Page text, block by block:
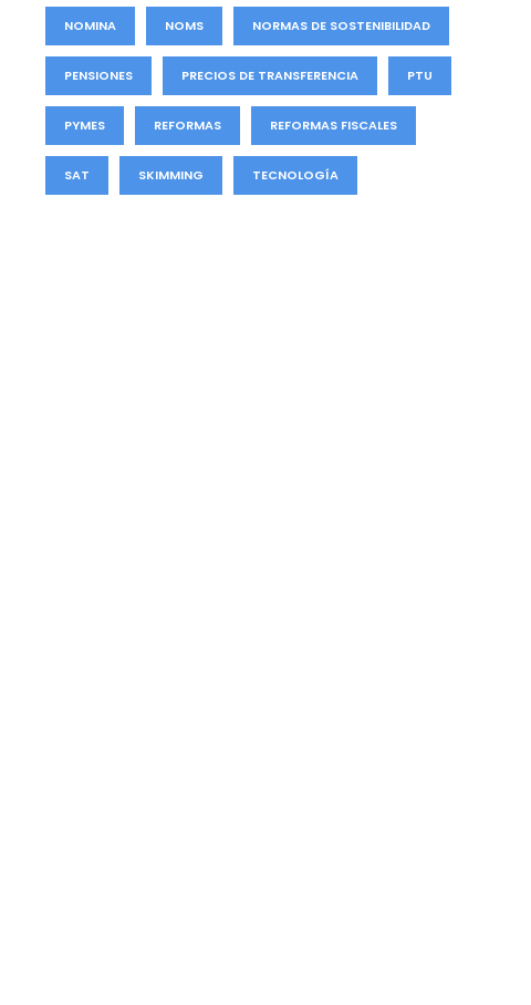
NOMINA NOMS NORMAS DE SOSTENIBILIDAD
PENSIONES PRECIOS DE TRANSFERENCIA PTU
PYMES REFORMAS REFORMAS FISCALES
SAT SKIMMING TECNOLOGÍA